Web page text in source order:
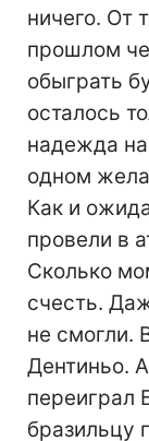
ничего. От
прошлом
обыграть
осталось
надежда
одном
Как и
провели в
Сколько
счесть.
не смогли.
Дентиньо.
переиграл
бразильцу